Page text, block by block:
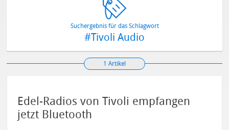
Suchergebnis für das Schlagwort
#Tivoli Audio
1 Artikel
Edel-Radios von Tivoli empfangen
jetzt Bluetooth